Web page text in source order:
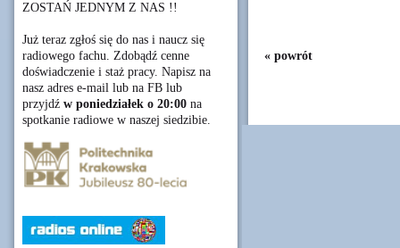
ZOSTAŃ JEDNYM Z NAS !!
Już teraz zgłoś się do nas i naucz się
radiowego fachu. Zdobądź cenne
doświadczenie i staż pracy. Napisz na
nasz adres e-mail lub na FB lub
przyjdź w poniedziałek o 20:00 na
spotkanie radiowe w naszej siedzibie.
« powrót